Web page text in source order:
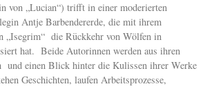
von „Lucian“) trifft in einer moderierten
Antje Barbendererde, die mit ihrem
„Isegrim“ die Rückkehr von Wölfen in
hat. Beide Autorinnen werden aus ihren
und einen Blick hinter die Kulissen ihrer Werke
Geschichten, laufen Arbeitsprozesse,